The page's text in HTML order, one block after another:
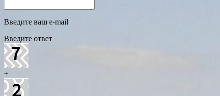
Введите ваш e-mail
Введите ответ
+